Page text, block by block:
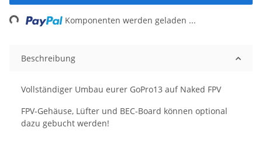
Komponenten werden geladen ...
Beschreibung
Vollständiger Umbau eurer GoPro13 auf Naked FPV
FPV-Gehäuse, Lüfter und BEC-Board können optional
dazu gebucht werden!